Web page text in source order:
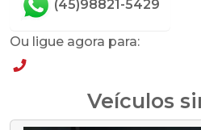
(45)98821-5429
Ou ligue agora para:
Veículos